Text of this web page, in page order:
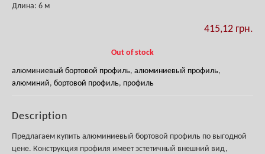
Длина: 6 м
415,12 грн.
Out of stock
алюминиевый бортовой профиль, алюминиевый профиль,
алюминий, бортовой профиль, профиль
Description
Предлагаем купить алюминиевый бортовой профиль по выгодной
цене. Конструкция профиля имеет эстетичный внешний вид,